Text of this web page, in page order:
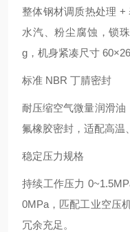
整体钢材调质热处理 +
水汽、粉尘腐蚀，锁
g，机身紧凑尺寸
标准 NBR 丁腈密封
耐压缩空气微量润滑
氟橡胶密封，适配高温
稳定压力规格
持续工作压力
0MPa，匹配工业空压
冗余充足。